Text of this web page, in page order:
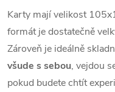
Karty mají velikost
formát je dostatečně
Zároveň je ideálně
všude s sebou, vejdou
pokud budete chtít